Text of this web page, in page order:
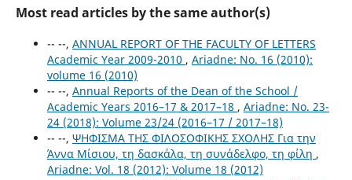
Most read articles by the same author(s)
-- --, ANNUAL REPORT OF ΤΗΕ FACULTY OF LETTERS
Academic Year 2009-2010 , Ariadne: No. 16 (2010):
volume 16 (2010)
-- --, Annual Reports of the Dean of the School /
Academic Years 2016–17 & 2017–18 , Ariadne: No. 23-
24 (2018): Volume 23/24 (2016–17 / 2017–18)
-- --, ΨΗΦΙΣΜΑ ΤΗΣ ΦΙΛΟΣΟΦΙΚΗΣ ΣΧΟΛΗΣ Για την
Άννα Μίσιου, τη δασκάλα, τη συνάδελφο, τη φίλη ,
Ariadne: Vol. 18 (2012): Volume 18 (2012)